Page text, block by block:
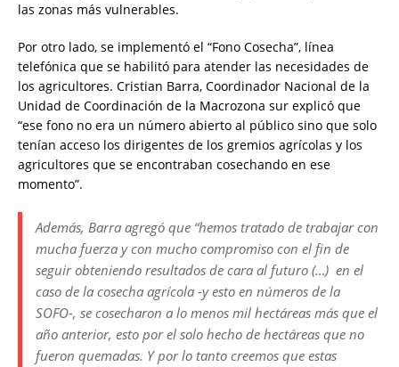
las zonas más vulnerables.
Por otro lado, se implementó el “Fono Cosecha”, línea
telefónica que se habilitó para atender las necesidades de
los agricultores. Cristian Barra, Coordinador Nacional de la
Unidad de Coordinación de la Macrozona sur explicó que
“ese fono no era un número abierto al público sino que solo
tenían acceso los dirigentes de los gremios agrícolas y los
agricultores que se encontraban cosechando en ese
momento”.
Además, Barra agregó que “hemos tratado de trabajar con
mucha fuerza y con mucho compromiso con el fin de
seguir obteniendo resultados de cara al futuro (…) en el
caso de la cosecha agrícola -y esto en números de la
SOFO-, se cosecharon a lo menos mil hectáreas más que el
año anterior, esto por el solo hecho de hectáreas que no
fueron quemadas. Y por lo tanto creemos que estas